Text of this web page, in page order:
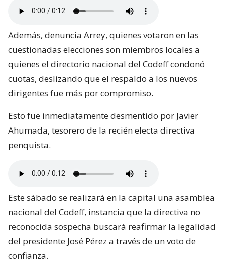
Además, denuncia Arrey, quienes votaron en las
cuestionadas elecciones son miembros locales a
quienes el directorio nacional del Codeff condonó
cuotas, deslizando que el respaldo a los nuevos
dirigentes fue más por compromiso.
Esto fue inmediatamente desmentido por Javier
Ahumada, tesorero de la recién electa directiva
penquista.
Este sábado se realizará en la capital una asamblea
nacional del Codeff, instancia que la directiva no
reconocida sospecha buscará reafirmar la legalidad
del presidente José Pérez a través de un voto de
confianza.